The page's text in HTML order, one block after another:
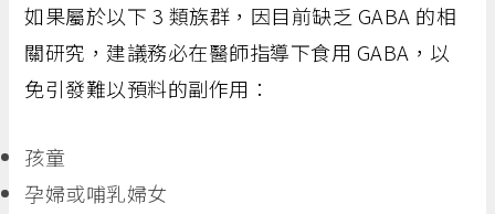
如果屬於以下 3 類族群，因目前缺乏 GABA 的相
關研究，建議務必在醫師指導下食用 GABA，以
免引發難以預料的副作用：
孩童
孕婦或哺乳婦女